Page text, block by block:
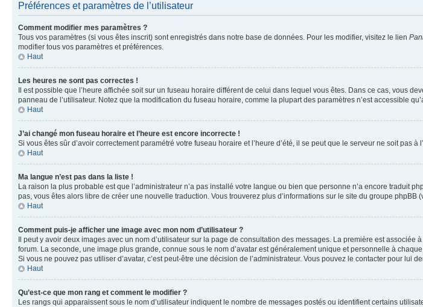
Préférences et paramètres de l’utilisateur
Comment modifier mes paramètres ?
Tous vos paramètres (si vous êtes inscrit) sont enregistrés dans notre base de données. Pour les modifier, visitez le lien
modifier tous vos paramètres et préférences.
Haut
Les heures ne sont pas correctes !
Il est possible que l’heure affichée soit sur un fuseau horaire différent de celui dans lequel vous êtes. Dans ce cas, vous
panneau de l’utilisateur. Notez que la modification du fuseau horaire, comme la plupart des paramètres n’est accessible
Haut
J’ai changé mon fuseau horaire et l’heure est encore incorrecte !
Si vous êtes sûr d’avoir correctement paramétré votre fuseau horaire et l’heure d’été, il se peut que le serveur ne soit pas à
Haut
Ma langue n’est pas dans la liste !
La raison la plus probable est que l’administrateur n’a pas installé votre langue ou bien que personne n’a encore traduit
pas, vous êtes alors libre de créer une nouvelle traduction. Vous trouverez plus d’informations sur le site du groupe phpBB
Haut
Comment puis-je afficher une image avec mon nom d’utilisateur ?
Il peut y avoir deux images avec un nom d’utilisateur sur la page de consultation des messages. La première est
forum. La seconde, une image plus grande, connue sous le nom d’avatar est généralement unique et personnelle à
Si vous ne pouvez pas utiliser d’avatar, c’est peut-être une décision de l’administrateur. Vous pouvez le contacter pour lui
Haut
Qu’est-ce que mon rang et comment le modifier ?
Les rangs qui apparaissent sous le nom d’utilisateur indiquent le nombre de messages postés ou identifient certains